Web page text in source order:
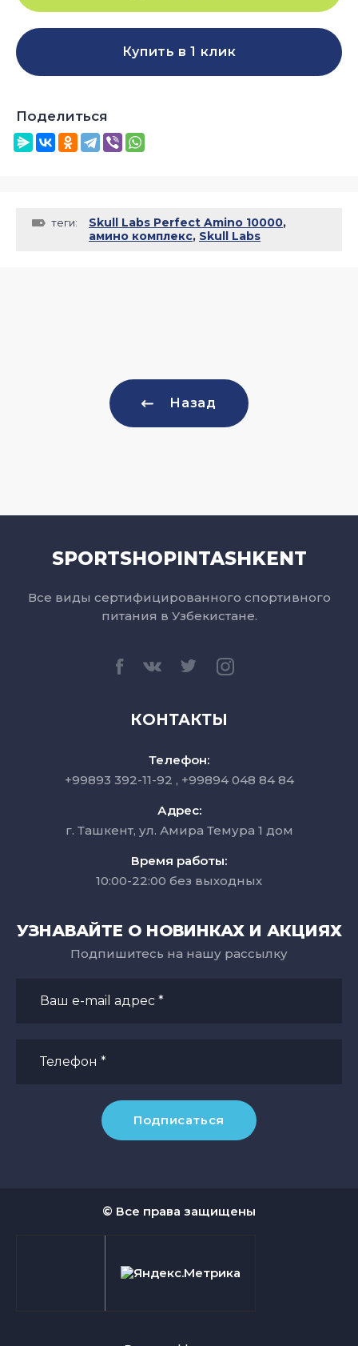
Купить в 1 клик
Поделиться
теги: Skull Labs Perfect Amino 10000,
амино комплекс, Skull Labs
Назад
SPORTSHOPINTASHKENT
Все виды сертифицированного спортивного
питания в Узбекистане.
КОНТАКТЫ
Телефон:
+99893 392-11-92
+99894 048 84 84
Адрес:
г. Ташкент, ул. Амира Темура 1 дом
Время работы:
10:00-22:00 без выходных
УЗНАВАЙТЕ О НОВИНКАХ И АКЦИЯХ
Подпишитесь на нашу рассылку
Подписаться
© Все права защищены